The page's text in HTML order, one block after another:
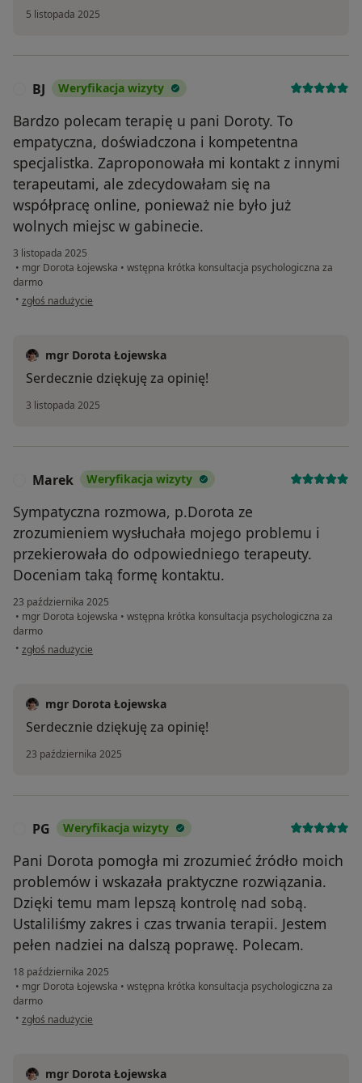
5 listopada 2025
BJ Weryfikacja wizyty
Bardzo polecam terapię u pani Doroty. To
empatyczna, doświadczona i kompetentna
specjalistka. Zaproponowała mi kontakt z innymi
terapeutami, ale zdecydowałam się na
współpracę online, ponieważ nie było już
wolnych miejsc w gabinecie.
3 listopada 2025
• mgr Dorota Łojewska • wstępna krótka konsultacja psychologiczna za
darmo
• w opinii użytkownika BJ
zgłoś nadużycie
mgr Dorota Łojewska
Serdecznie dziękuję za opinię!
3 listopada 2025
Marek Weryfikacja wizyty
Sympatyczna rozmowa, p.Dorota ze
zrozumieniem wysłuchała mojego problemu i
przekierowała do odpowiedniego terapeuty.
Doceniam taką formę kontaktu.
23 października 2025
• mgr Dorota Łojewska • wstępna krótka konsultacja psychologiczna za
darmo
• w opinii użytkownika Marek
zgłoś nadużycie
mgr Dorota Łojewska
Serdecznie dziękuję za opinię!
23 października 2025
PG Weryfikacja wizyty
Pani Dorota pomogła mi zrozumieć źródło moich
problemów i wskazała praktyczne rozwiązania.
Dzięki temu mam lepszą kontrolę nad sobą.
Ustaliliśmy zakres i czas trwania terapii. Jestem
pełen nadziei na dalszą poprawę. Polecam.
18 października 2025
• mgr Dorota Łojewska • wstępna krótka konsultacja psychologiczna za
darmo
• w opinii użytkownika PG
zgłoś nadużycie
mgr Dorota Łojewska